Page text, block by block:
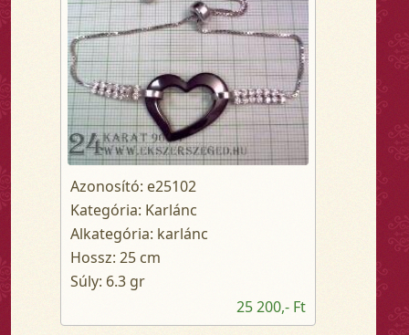
Azonosító: e25102
Kategória: Karlánc
Alkategória: karlánc
Hossz: 25 cm
Súly: 6.3 gr
25 200,- Ft